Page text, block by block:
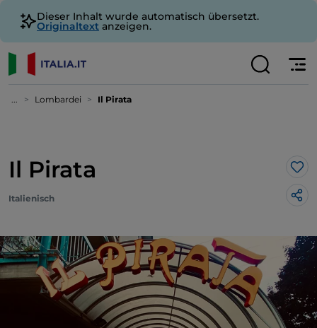
Dieser Inhalt wurde automatisch übersetzt.
Originaltext anzeigen.
... Lombardei Il Pirata
Il Pirata
Italienisch